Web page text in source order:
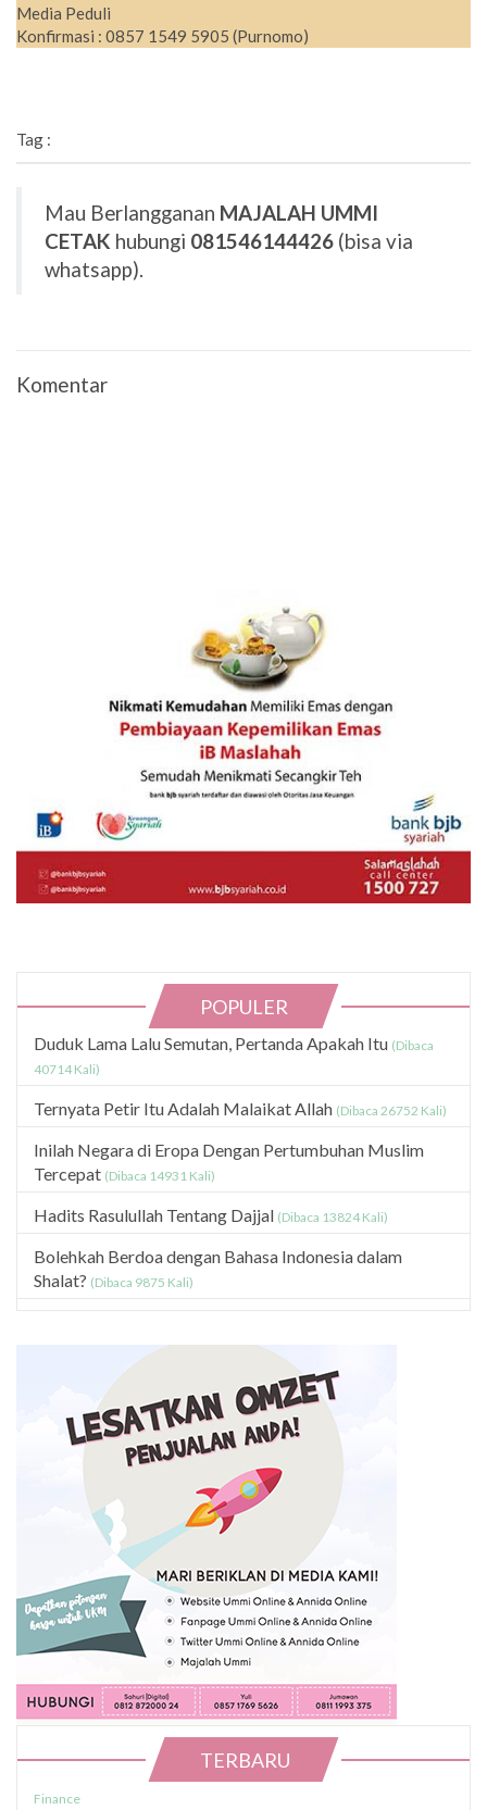
Media Peduli
Konfirmasi : 0857 1549 5905 (Purnomo)
Tag :
Mau Berlangganan MAJALAH UMMI
CETAK hubungi 081546144426 (bisa via
whatsapp).
Komentar
POPULER
Duduk Lama Lalu Semutan, Pertanda Apakah Itu (Dibaca
40714 Kali)
Ternyata Petir Itu Adalah Malaikat Allah (Dibaca 26752 Kali)
Inilah Negara di Eropa Dengan Pertumbuhan Muslim
Tercepat (Dibaca 14931 Kali)
Hadits Rasulullah Tentang Dajjal (Dibaca 13824 Kali)
Bolehkah Berdoa dengan Bahasa Indonesia dalam
Shalat? (Dibaca 9875 Kali)
TERBARU
Finance